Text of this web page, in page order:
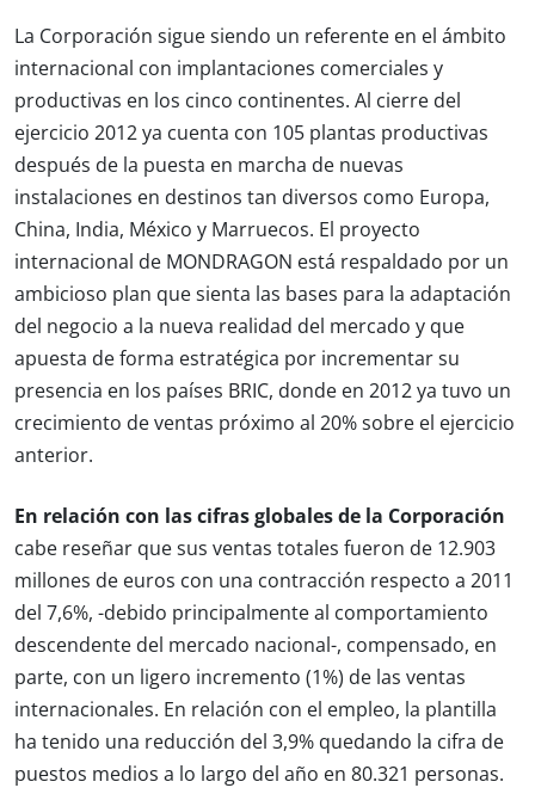
La Corporación sigue siendo un referente en el ámbito
internacional con implantaciones comerciales y
productivas en los cinco continentes. Al cierre del
ejercicio 2012 ya cuenta con 105 plantas productivas
después de la puesta en marcha de nuevas
instalaciones en destinos tan diversos como Europa,
China, India, México y Marruecos. El proyecto
internacional de MONDRAGON está respaldado por un
ambicioso plan que sienta las bases para la adaptación
del negocio a la nueva realidad del mercado y que
apuesta de forma estratégica por incrementar su
presencia en los países BRIC, donde en 2012 ya tuvo un
crecimiento de ventas próximo al 20% sobre el ejercicio
anterior.
En relación con las cifras globales de la Corporación
cabe reseñar que sus ventas totales fueron de 12.903
millones de euros con una contracción respecto a 2011
del 7,6%, -debido principalmente al comportamiento
descendente del mercado nacional-, compensado, en
parte, con un ligero incremento (1%) de las ventas
internacionales. En relación con el empleo, la plantilla
ha tenido una reducción del 3,9% quedando la cifra de
puestos medios a lo largo del año en 80.321 personas.